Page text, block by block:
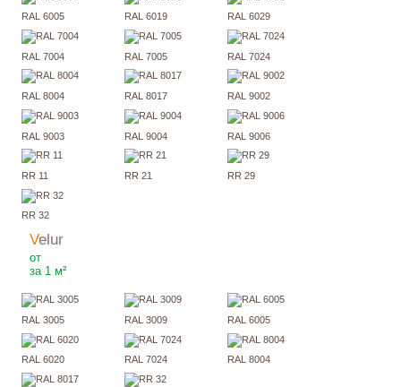
RAL 6005 RAL 6019 RAL 6029
RAL 7004 RAL 7005 RAL 7024
RAL 8004 RAL 8017 RAL 9002
RAL 9003 RAL 9004 RAL 9006
RR 11 RR 21 RR 29
RR 32
Velur
от
за 1 м²
RAL 3005 RAL 3009 RAL 6005
RAL 6020 RAL 7024 RAL 8004